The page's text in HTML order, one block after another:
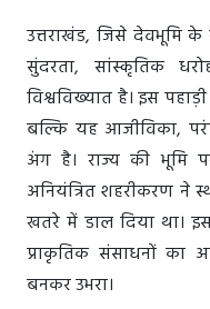
उत्तराखंड, जिसे देवभूमि के
सुंदरता, सांस्कृतिक
विश्वविख्यात है। इस
बल्कि यह आजीविका,
अंग है। राज्य की भूमि
अनियंत्रित शहरीकरण ने
खतरे में डाल दिया था।
प्राकृतिक संसाधनों का
बनकर उभरा।